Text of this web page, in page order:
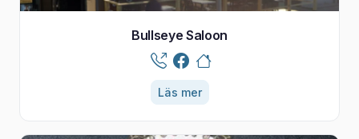
Bullseye Saloon
Läs mer